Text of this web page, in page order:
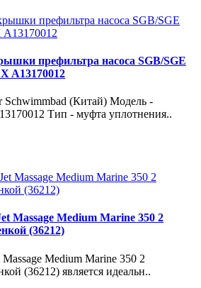
префильтра насоса SGB/SGE
A13170012
Schwimmbad (Китай) Модель -
Тип - муфта уплотнения..
Massage Medium Marine 350 2
(36212)
Medium Marine 350 2
(36212) является идеальн..